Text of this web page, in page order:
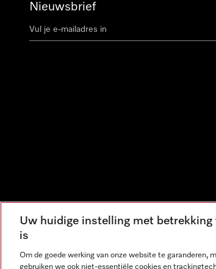
Nieuwsbrief
Uw huidige instelling met
is
Om de goede werking van onze website te
gebruiken we ook niet-essentiële cookies en